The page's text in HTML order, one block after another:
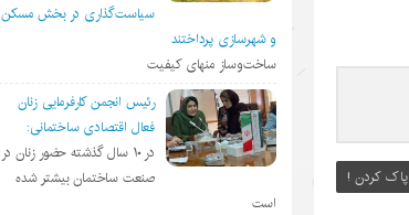
پاک کردن !
سیاست‌گذاری در بخش مسکن
و شهرسازی پرداختند
ساخت‌وساز منهای کیفیت
رئیس انجمن کارفرمایی زنان
فعال اقتصادی ساختمانی:
در ١٠ سال گذشته حضور زنان در
صنعت ساختمان بیشتر شده
است